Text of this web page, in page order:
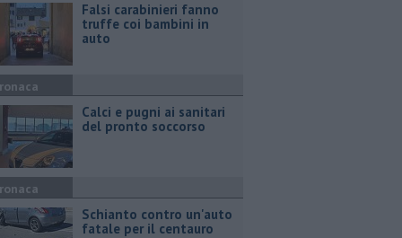
Falsi carabinieri fanno
truffe coi bambini in
auto
Calci e pugni ai sanitari
del pronto soccorso
Schianto contro un'auto
fatale per il centauro